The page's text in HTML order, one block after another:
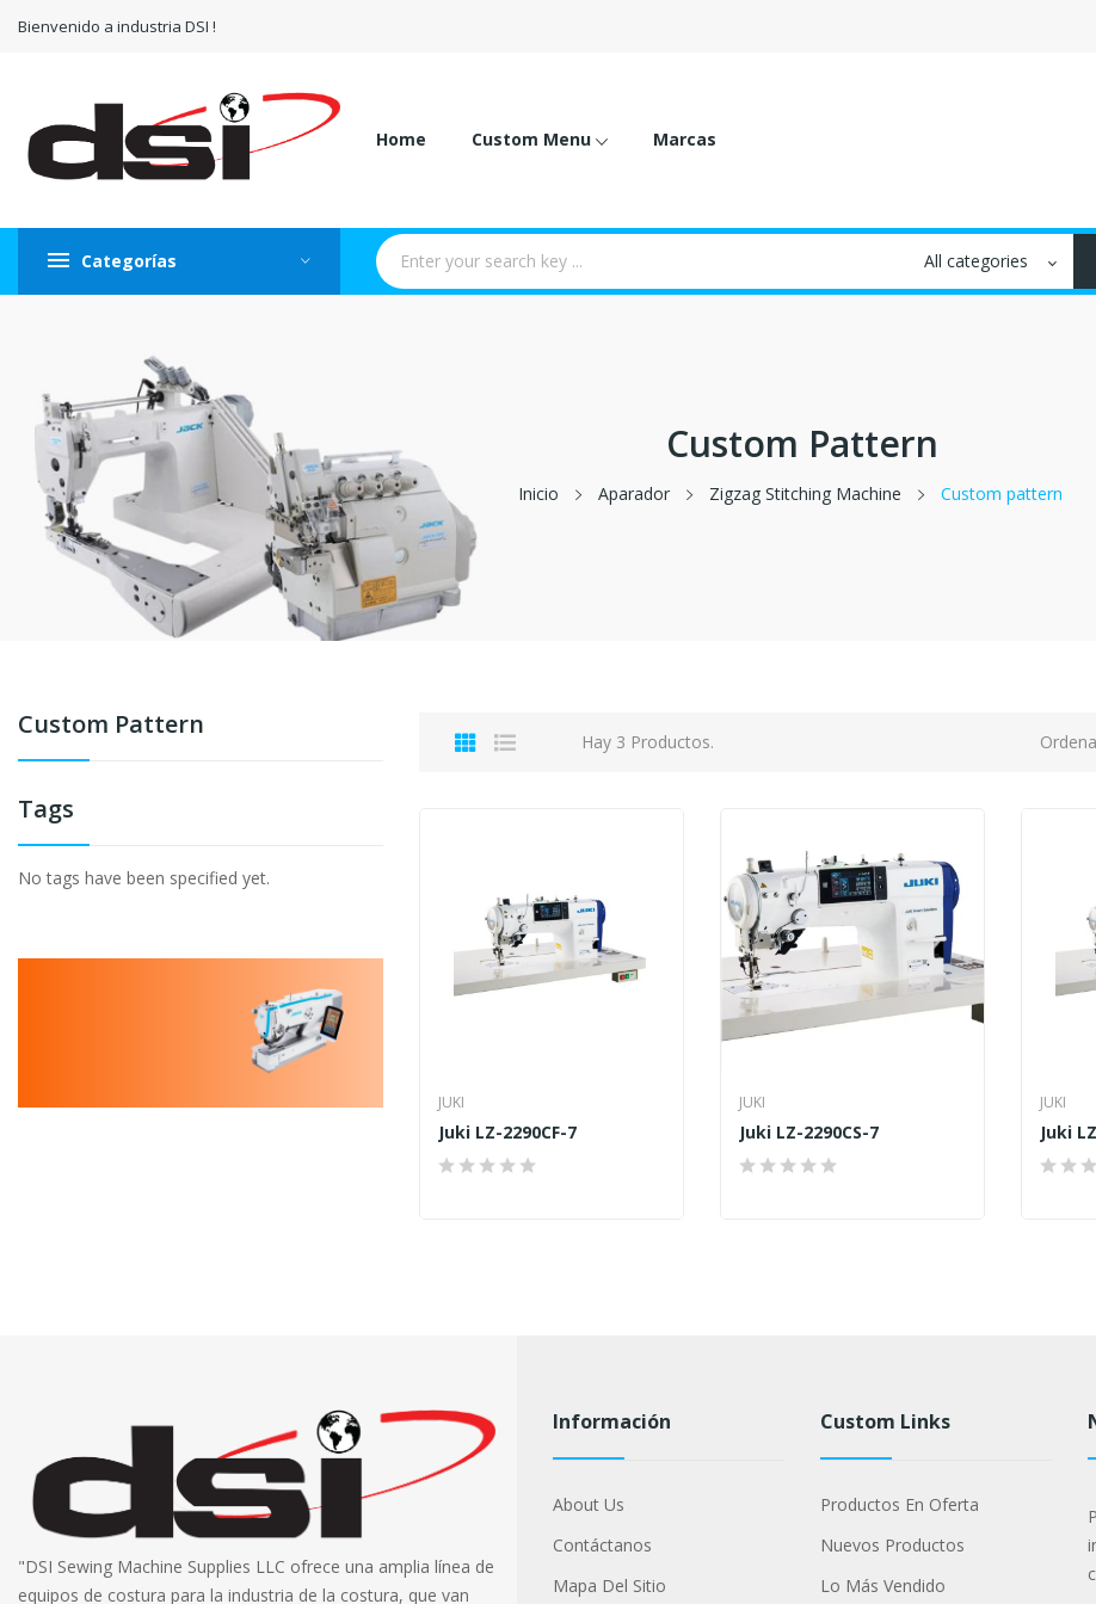
Bienvenido a industria DSI !
Home Custom Menu Marcas
Categorías
Custom Pattern
Inicio Aparador Zigzag Stitching Machine Custom pattern
Custom Pattern
Tags
No tags have been specified yet.
Hay 3 Productos.
JUKI
Juki LZ-2290CF-7
JUKI
Juki LZ-2290CS-7
JUKI
Juki
"DSI Sewing Machine Supplies LLC ofrece una amplia línea de
equipos de costura para la industria de la costura, que van
Información
About Us
Contáctanos
Mapa Del Sitio
Custom Links
Productos En Oferta
Nuevos Productos
Lo Más Vendido